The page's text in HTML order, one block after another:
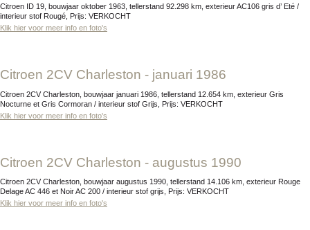
Citroen ID 19, bouwjaar oktober 1963, tellerstand 92.298 km, exterieur AC106 gris d’ Eté /
interieur stof Rougé, Prijs: VERKOCHT
Klik hier voor meer info en foto's
Citroen 2CV Charleston - januari 1986
Citroen 2CV Charleston, bouwjaar januari 1986, tellerstand 12.654 km, exterieur Gris
Nocturne et Gris Cormoran / interieur stof Grijs, Prijs: VERKOCHT
Klik hier voor meer info en foto's
Citroen 2CV Charleston - augustus 1990
Citroen 2CV Charleston, bouwjaar augustus 1990, tellerstand 14.106 km, exterieur Rouge
Delage AC 446 et Noir AC 200 / interieur stof grijs, Prijs: VERKOCHT
Klik hier voor meer info en foto's